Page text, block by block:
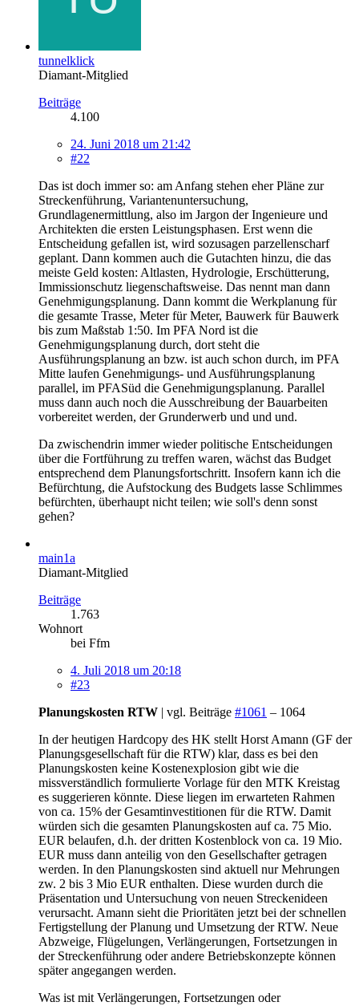
tunnelklick
Diamant-Mitglied
Beiträge
4.100
24. Juni 2018 um 21:42
#22
Das ist doch immer so: am Anfang stehen eher Pläne zur
Streckenführung, Variantenuntersuchung,
Grundlagenermittlung, also im Jargon der Ingenieure und
Architekten die ersten Leistungsphasen. Erst wenn die
Entscheidung gefallen ist, wird sozusagen parzellenscharf
geplant. Dann kommen auch die Gutachten hinzu, die das
meiste Geld kosten: Altlasten, Hydrologie, Erschütterung,
Immissionschutz liegenschaftsweise. Das nennt man dann
Genehmigungsplanung. Dann kommt die Werkplanung für
die gesamte Trasse, Meter für Meter, Bauwerk für Bauwerk
bis zum Maßstab 1:50. Im PFA Nord ist die
Genehmigungsplanung durch, dort steht die
Ausführungsplanung an bzw. ist auch schon durch, im PFA
Mitte laufen Genehmigungs- und Ausführungsplanung
parallel, im PFASüd die Genehmigungsplanung. Parallel
muss dann auch noch die Ausschreibung der Bauarbeiten
vorbereitet werden, der Grunderwerb und und und.
Da zwischendrin immer wieder politische Entscheidungen
über die Fortführung zu treffen waren, wächst das Budget
entsprechend dem Planungsfortschritt. Insofern kann ich die
Befürchtung, die Aufstockung des Budgets lasse Schlimmes
befürchten, überhaupt nicht teilen; wie soll's denn sonst
gehen?
main1a
Diamant-Mitglied
Beiträge
1.763
Wohnort
bei Ffm
4. Juli 2018 um 20:18
#23
Planungskosten RTW | vgl. Beiträge #1061 – 1064
In der heutigen Hardcopy des HK stellt Horst Amann (GF der
Planungsgesellschaft für die RTW) klar, dass es bei den
Planungskosten keine Kostenexplosion gibt wie die
missverständlich formulierte Vorlage für den MTK Kreistag
es suggerieren könnte. Diese liegen im erwarteten Rahmen
von ca. 15% der Gesamtinvestitionen für die RTW. Damit
würden sich die gesamten Planungskosten auf ca. 75 Mio.
EUR belaufen, d.h. der dritten Kostenblock von ca. 19 Mio.
EUR muss dann anteilig von den Gesellschafter getragen
werden. In den Planungskosten sind aktuell nur Mehrungen
zw. 2 bis 3 Mio EUR enthalten. Diese wurden durch die
Präsentation und Untersuchung von neuen Streckenideen
verursacht. Amann sieht die Prioritäten jetzt bei der schnellen
Fertigstellung der Planung und Umsetzung der RTW. Neue
Abzweige, Flügelungen, Verlängerungen, Fortsetzungen in
der Streckenführung oder andere Betriebskonzepte können
später angegangen werden.
Was ist mit Verlängerungen, Fortsetzungen oder